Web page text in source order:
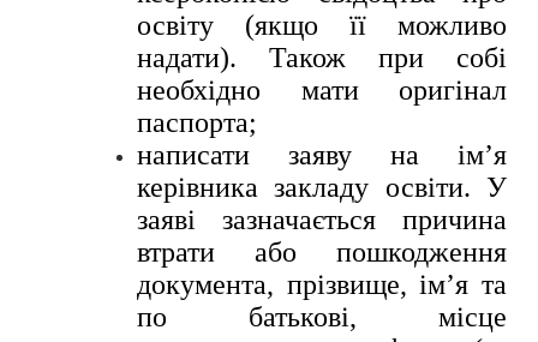
освіту (якщо її можливо
надати). Також при собі
необхідно мати оригінал
паспорта;
написати заяву на ім’я
керівника закладу освіти. У
заяві зазначається причина
втрати або пошкодження
документа, прізвище, ім’я та
по батькові, місце